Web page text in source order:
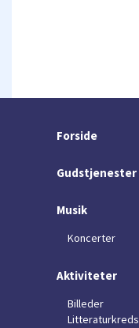
Forside
Gudstjenester
Musik
Koncerter
Aktiviteter
Billeder
Litteraturkreds